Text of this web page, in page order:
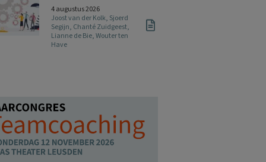
4 augustus 2026
Joost van der Kolk, Sjoerd
Segijn, Chanté Zuidgeest,
Lianne de Bie,Wouter ten
Have